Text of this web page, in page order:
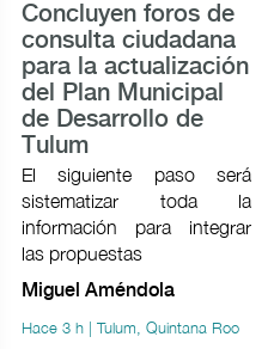
Concluyen foros de
consulta ciudadana
para la actualización
del Plan Municipal
de Desarrollo de
Tulum
El siguiente paso será
sistematizar toda la
información para integrar
las propuestas
Miguel Améndola
Hace 3 h | Tulum, Quintana Roo